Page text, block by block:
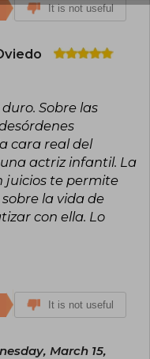
It is not useful
Sobre las
cara real del
actriz infantil. La
juicios te permite
la vida de
con ella. Lo
It is not useful
March 15,